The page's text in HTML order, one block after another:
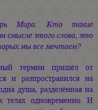
Мира. Кто такие
смысле этого слова, это
мы все мечтаем?
термин пришёл от
и разпространился на
душа, разделённая на
телах одновременно. И